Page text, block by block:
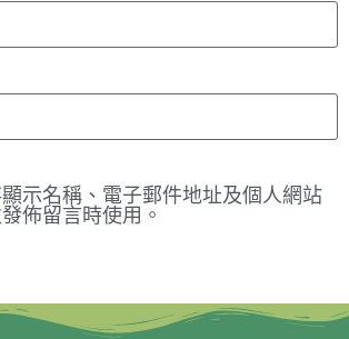
示名稱、電子郵件地址及個人網站
佈留言時使用。